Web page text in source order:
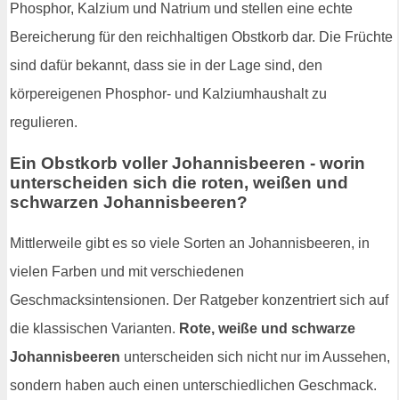
Phosphor, Kalzium und Natrium und stellen eine echte
Bereicherung für den reichhaltigen Obstkorb dar. Die Früchte
sind dafür bekannt, dass sie in der Lage sind, den
körpereigenen Phosphor- und Kalziumhaushalt zu
regulieren.
Ein Obstkorb voller Johannisbeeren - worin
unterscheiden sich die roten, weißen und
schwarzen Johannisbeeren?
Mittlerweile gibt es so viele Sorten an Johannisbeeren, in
vielen Farben und mit verschiedenen
Geschmacksintensionen. Der Ratgeber konzentriert sich auf
die klassischen Varianten. Rote, weiße und schwarze
Johannisbeeren unterscheiden sich nicht nur im Aussehen,
sondern haben auch einen unterschiedlichen Geschmack.